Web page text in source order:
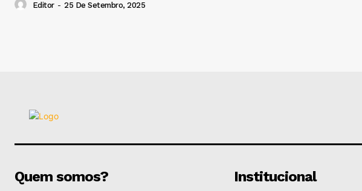
Editor - 25 De Setembro, 2025
Quem somos? Institucional